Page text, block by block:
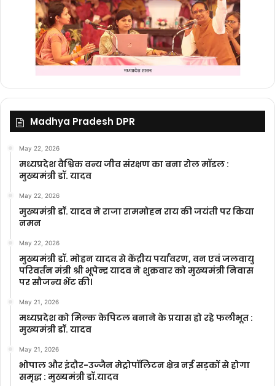
Madhya Pradesh DPR
May 22, 2026
मध्यप्रदेश वैश्विक वन्य जीव संरक्षण का बना रोल मॉडल :
मुख्यमंत्री डॉ. यादव
May 22, 2026
मुख्यमंत्री डॉ. यादव ने राजा राममोहन राय की जयंती पर किया
नमन
May 22, 2026
मुख्यमंत्री डॉ. मोहन यादव से केंद्रीय पर्यावरण, वन एवं जलवायु
परिवर्तन मंत्री श्री भूपेन्द्र यादव ने शुक्रवार को मुख्यमंत्री निवास
पर सौजन्य भेंट की।
May 21, 2026
मध्यप्रदेश को मिल्क केपिटल बनाने के प्रयास हो रहे फलीभूत :
मुख्यमंत्री डॉ. यादव
May 21, 2026
भोपाल और इंदौर-उज्जैन मेट्रोपॉलिटन क्षेत्र नई सड़कों से होगा
समृद्ध : मुख्यमंत्री डॉ.यादव